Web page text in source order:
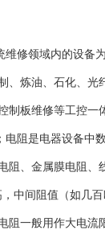
修领域内的设备
炼油、石化、光
板维修等工控一
阻是电器设备中
、金属膜电阻
中间阻值（如几
阻一般用作大电